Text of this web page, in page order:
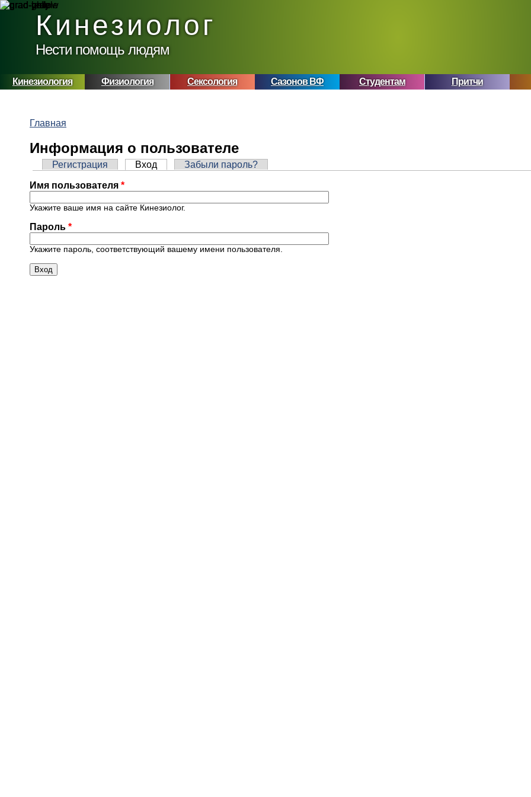
Перейти к основному содержанию
Кинезиолог
Нести помощь людям
Кинезиология Физиология Сексология Сазонов ВФ Студентам Притчи
Вы здесь
Главная
Информация о пользователе
Главные вкладки
Регистрация Вход (активная вкладка)
Забыли пароль?
Имя пользователя *
Укажите ваше имя на сайте Кинезиолог.
Пароль *
Укажите пароль, соответствующий вашему имени пользователя.